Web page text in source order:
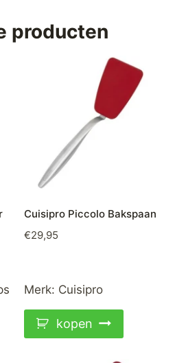
producten
Cuisipro Piccolo Bakspaan
€29,95
Merk: Cuisipro
kopen